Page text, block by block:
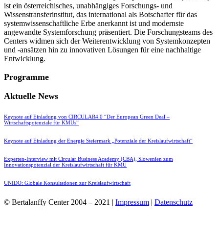
ist ein österreichisches, unabhängiges Forschungs- und
Wissenstransferinstitut, das international als Botschafter für das
systemwissenschaftliche Erbe anerkannt ist und modernste
angewandte Systemforschung präsentiert. Die Forschungsteams des
Centers widmen sich der Weiterentwicklung von Systemkonzepten
und -ansätzen hin zu innovativen Lösungen für eine nachhaltige
Entwicklung.
Programme
Aktuelle News
Keynote auf Einladung von CIRCULAR4.0 “Der European Green Deal –
Wirtschaftspotenziale für KMUs”
Keynote auf Einladung der Energie Steiermark „Potenziale der Kreislaufwirtschaft“
Experten-Interview mit Circular Business Academy (CBA), Slowenien zum
Innovationspotenzial der Kreislaufwirtschaft für KMU
UNIDO: Globale Konsultationen zur Kreislaufwirtschaft
© Bertalanffy Center 2004 – 2021 | Impressum | Datenschutz